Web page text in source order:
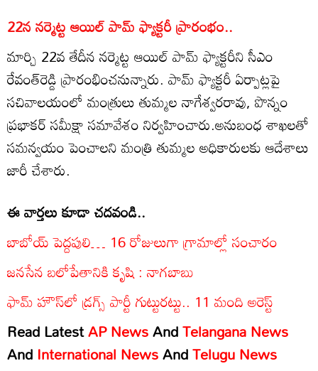
22న నర్మెట్ట ఆయిల్ పామ్ ఫ్యాక్టరీ ప్రారంభం..
మార్చి 22వ తేదీన నర్మెట్ట ఆయిల్ పామ్ ఫ్యాక్టరీని సీఎం
రేవంత్‌రెడ్డి ప్రారంభించనున్నారు. పామ్ ఫ్యాక్టరీ ఏర్పాట్లపై
సచివాలయంలో మంత్రులు తుమ్మల నాగేశ్వరరావు, పొన్నం
ప్రభాకర్ సమీక్షా సమావేశం నిర్వహించారు.అనుబంధ శాఖలతో
సమన్వయం పెంచాలని మంత్రి తుమ్మల అధికారులకు ఆదేశాలు
జారీ చేశారు.
ఈ వార్తలు కూడా చదవండి..
బాబోయ్ పెద్దపులి… 16 రోజులుగా గ్రామాల్లో సంచారం
జనసేన బలోపేతానికి కృషి : నాగబాబు
ఫామ్ హౌస్‌లో డ్రగ్స్ పార్టీ గుట్టురట్టు.. 11 మంది అరెస్ట్
Read LatestAP NewsAndTelangana News
And International NewsAndTelugu News